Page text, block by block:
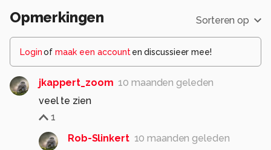
Opmerkingen Sorteren op
Loginof maak een account en discussieer mee!
jkappert_zoom 10 maanden geleden
veel te zien
1
Rob-Slinkert 10 maanden geleden